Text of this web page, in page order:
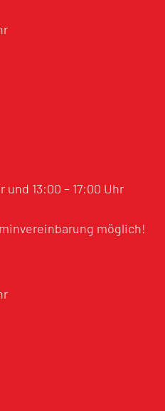
und 13:00 – 17:00 Uhr
möglich!